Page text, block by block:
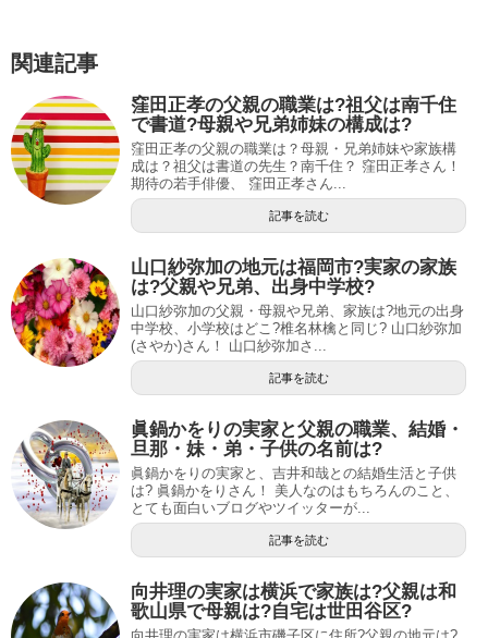
関連記事
窪田正孝の父親の職業は?祖父は南千住
で書道?母親や兄弟姉妹の構成は?
窪田正孝の父親の職業は？母親・兄弟姉妹や家族構
成は？祖父は書道の先生？南千住？ 窪田正孝さん！
期待の若手俳優、 窪田正孝さん...
記事を読む
山口紗弥加の地元は福岡市?実家の家族
は?父親や兄弟、出身中学校?
山口紗弥加の父親・母親や兄弟、家族は?地元の出身
中学校、小学校はどこ?椎名林檎と同じ? 山口紗弥加
(さやか)さん！ 山口紗弥加さ...
記事を読む
眞鍋かをりの実家と父親の職業、結婚・
旦那・妹・弟・子供の名前は?
眞鍋かをりの実家と、吉井和哉との結婚生活と子供
は? 眞鍋かをりさん！ 美人なのはもちろんのこと、
とても面白いブログやツイッターが...
記事を読む
向井理の実家は横浜で家族は?父親は和
歌山県で母親は?自宅は世田谷区?